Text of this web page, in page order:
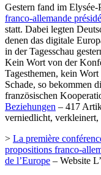
Gestern fand im Elysée-
franco-allemande
statt. Dabei legten
denen das digitale
in der Tagesschau
Kein Wort von der
Tagesthemen, kein
Schade, so bekommen
französischen
Beziehungen – 417
verniedlicht, verkleinert,
> La première
propositions franco-
de l’Europe – Website